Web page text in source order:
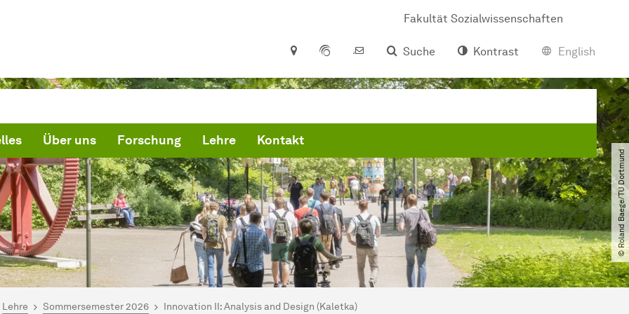
Fakultät Sozialwissenschaften
Suche
Kontrast English
Über uns Forschung Lehre Kontakt
© Roland Baege​/​TU Dortmund
hier:
Lehre Sommersemester 2026 Innovation II: Analysis and Design (Kaletka)